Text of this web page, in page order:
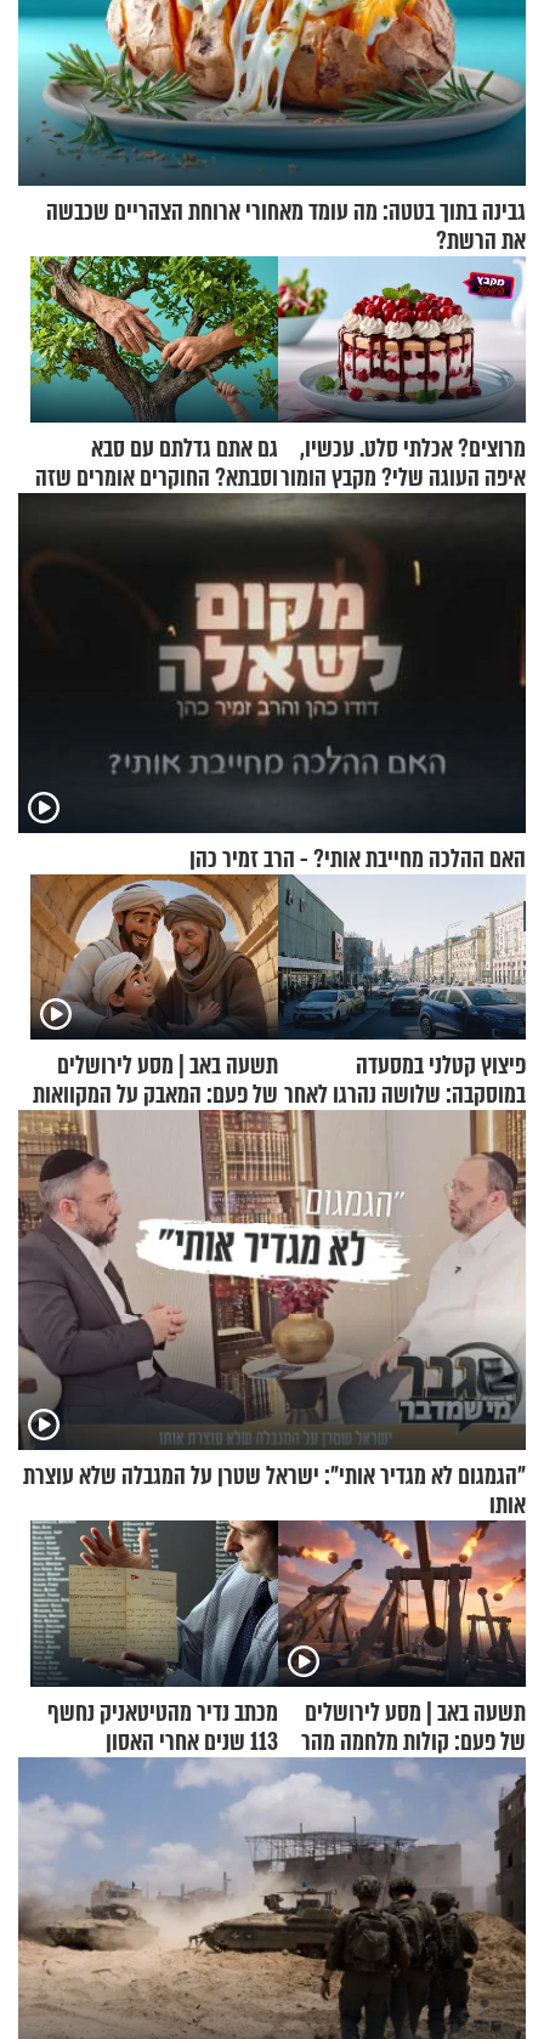
גבינה בתוך בטטה: מה עומד מאחורי ארוחת הצהריים שכבשה
את הרשת?
מרוצים? אכלתי סלט. עכשיו,
איפה העוגה שלי? מקבץ הומור
גם אתם גדלתם עם סבא
וסבתא? החוקרים אומרים שזה
מתכון מנצח
האם ההלכה מחייבת אותי? - הרב זמיר כהן
פיצוץ קטלני במסעדה
במוסקבה: שלושה נהרגו לאחר
שמטען שנשאה אישה התפוצץ
תשעה באב | מסע לירושלים
של פעם: המאבק על המקוואות
"הגמגום לא מגדיר אותי": ישראל שטרן על המגבלה שלא עוצרת
אותו
תשעה באב | מסע לירושלים
של פעם: קולות מלחמה מהר
הזיתים
מכתב נדיר מהטיטאניק נחשף
113 שנים אחרי האסון